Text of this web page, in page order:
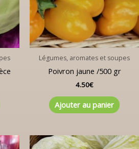
Légumes, aromates et soupes
Poivron jaune /500 gr
4.50€
Ajouter au panier